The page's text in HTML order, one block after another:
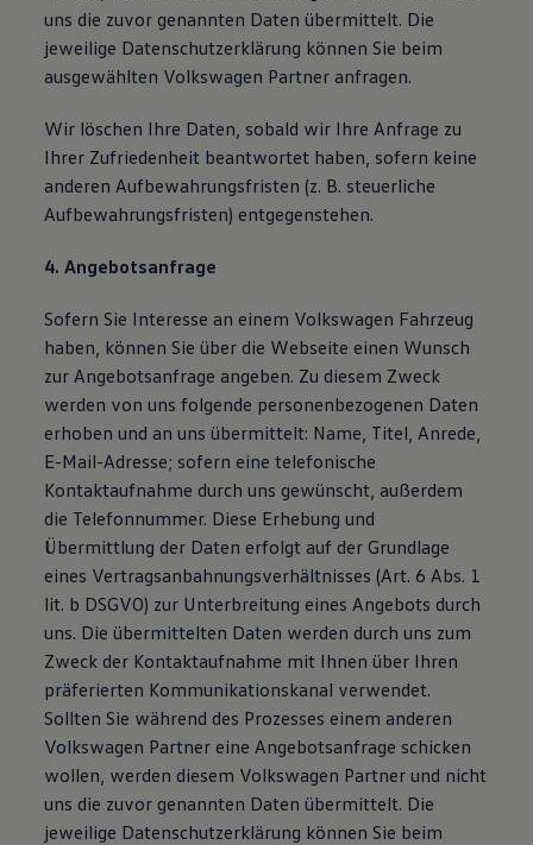
uns die zuvor genannten Daten übermittelt. Die
jeweilige Datenschutzerklärung können Sie beim
ausgewählten Volkswagen Partner anfragen.
Wir löschen Ihre Daten, sobald wir Ihre Anfrage zu
Ihrer Zufriedenheit beantwortet haben, sofern keine
anderen Aufbewahrungsfristen (z. B. steuerliche
Aufbewahrungsfristen) entgegenstehen.
4. Angebotsanfrage
Sofern Sie Interesse an einem Volkswagen Fahrzeug
haben, können Sie über die Webseite einen Wunsch
zur Angebotsanfrage angeben. Zu diesem Zweck
werden von uns folgende personenbezogenen Daten
erhoben und an uns übermittelt: Name, Titel, Anrede,
E-Mail-Adresse; sofern eine telefonische
Kontaktaufnahme durch uns gewünscht, außerdem
die Telefonnummer. Diese Erhebung und
Übermittlung der Daten erfolgt auf der Grundlage
eines Vertragsanbahnungsverhältnisses (Art. 6 Abs. 1
lit. b DSGVO) zur Unterbreitung eines Angebots durch
uns. Die übermittelten Daten werden durch uns zum
Zweck der Kontaktaufnahme mit Ihnen über Ihren
präferierten Kommunikationskanal verwendet.
Sollten Sie während des Prozesses einem anderen
Volkswagen Partner eine Angebotsanfrage schicken
wollen, werden diesem Volkswagen Partner und nicht
uns die zuvor genannten Daten übermittelt. Die
jeweilige Datenschutzerklärung können Sie beim